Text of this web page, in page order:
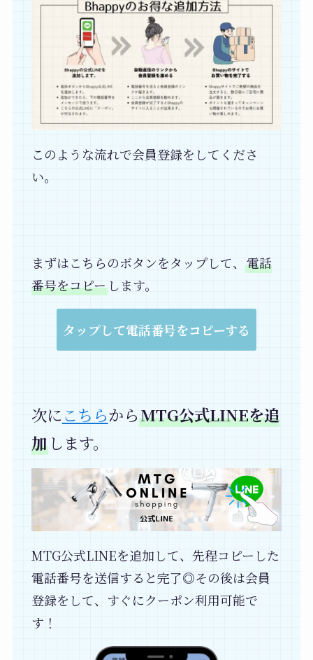
このような流れで会員登録をしてくださ
い。
まずはこちらのボタンをタップして、 電話
番号をコピーします。
タップして電話番号をコピーする
次にこちらからMTG公式LINEを追
加します。
MTG公式LINEを追加して、先程コピーした
電話番号を送信すると完了◎その後は会員
登録をして、すぐにクーポン利用可能で
す！